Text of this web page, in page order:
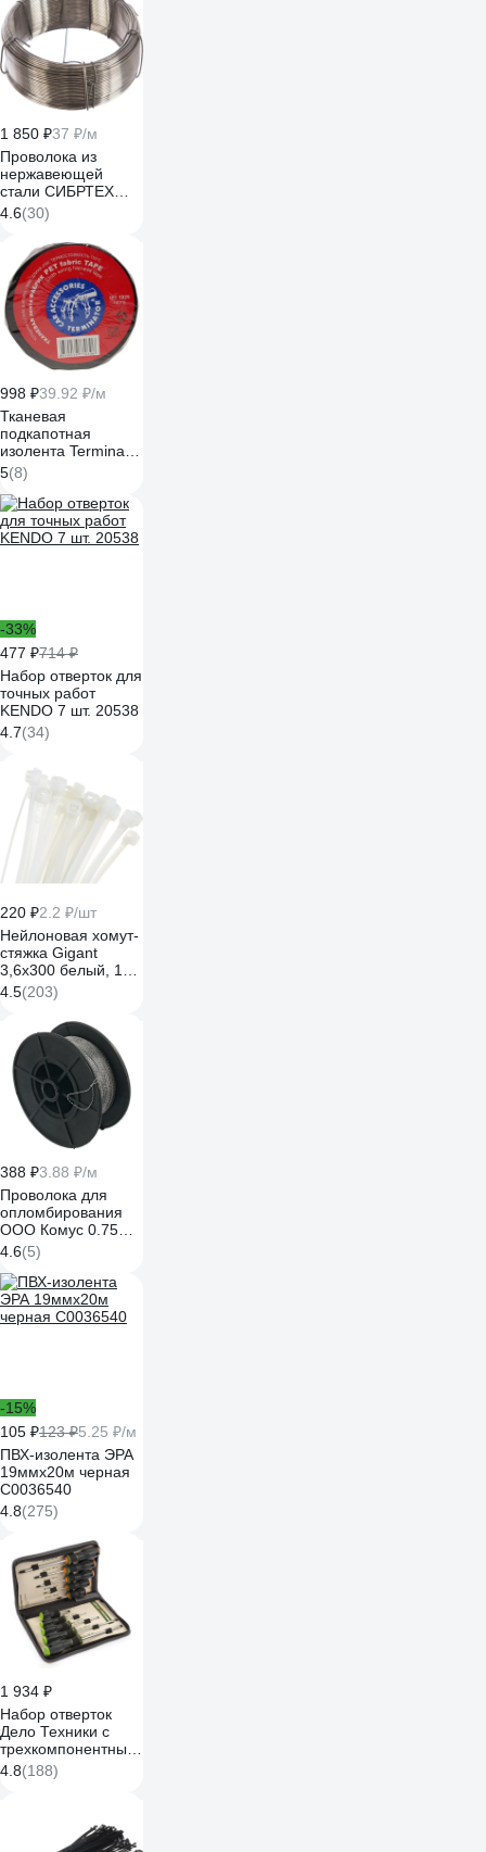
1 850 ₽37 ₽/м
Проволока из
нержавеющей
стали СИБРТЕХ
1,2мм длина 50м
47763
4.6(30)
998 ₽39.92 ₽/м
Тканевая
подкапотная
изолента Terminator
Izt 1925 fabric,
19мм х 25м,
толщина 0,25мм
2000832
5(8)
-33%
477 ₽714 ₽
Набор отверток для
точных работ
KENDO 7 шт. 20538
4.7(34)
220 ₽2.2 ₽/шт
Нейлоновая хомут-
стяжка Gigant
3,6х300 белый, 100
шт G/1/18
4.5(203)
388 ₽3.88 ₽/м
Проволока для
опломбирования
ООО Комус 0.75
мм, намотка 100 м
1348433
4.6(5)
-15%
105 ₽123 ₽5.25 ₽/м
ПВХ-изолента ЭРА
19ммх20м черная
C0036540
4.8(275)
1 934 ₽
Набор отверток
Дело Техники c
трехкомпонентными
рукоятками PH, SL;
10шт. 728100
4.8(188)